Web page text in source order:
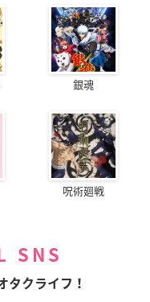
銀魂
呪術廻戦
SNS
タクライフ！